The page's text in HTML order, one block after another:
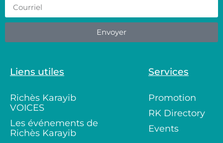
Envoyer
Liens utiles
Richès Karayib
VOICES
Les événements de
Richès Karayib
Services
Promotion
RK Directory
Events